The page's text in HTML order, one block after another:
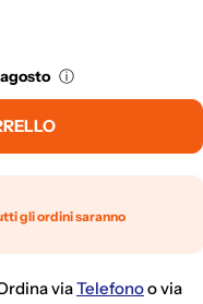
ⓘ
gli ordini saranno
viaTelefonoo via